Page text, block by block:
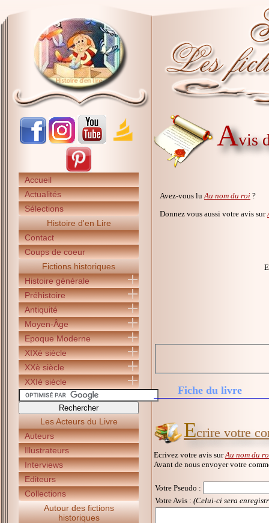
Accueil
Actualités
Sélections
Histoire d'en Lire
Contact
Coups de coeur
Fictions historiques
Histoire générale
Préhistoire
Antiquité
Moyen-Âge
Epoque Moderne
XIXè siècle
XXè siècle
XXIè siècle
Les Acteurs du Livre
Auteurs
Illustrateurs
Interviews
Editeurs
Collections
Autour des fictions
historiques
Avis
Avez-vous luAu nom du roi ?
Donnez vous aussi votre avis sur
Fiche du livre
Ecrire votre
Ecrivez votre avis surAu nom du
Avant de nous envoyer votre
Votre Pseudo :
Votre Avis : (Celui-ci sera